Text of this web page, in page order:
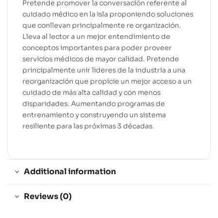
Pretende promover la conversación referente al
cuidado médico en la isla proponiendo soluciones
que conllevan principalmente re organización.
Lleva al lector a un mejor entendimiento de
conceptos importantes para poder proveer
servicios médicos de mayor calidad. Pretende
principalmente unir lideres de la industria a una
reorganización que propicie un mejor acceso a un
cuidado de más alta calidad y con menos
disparidades. Aumentando programas de
entrenamiento y construyendo un sistema
resiliente para las próximas 3 décadas.
Additional information
Reviews (0)